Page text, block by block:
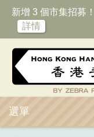
新增 3 個市集招募
詳情
選單